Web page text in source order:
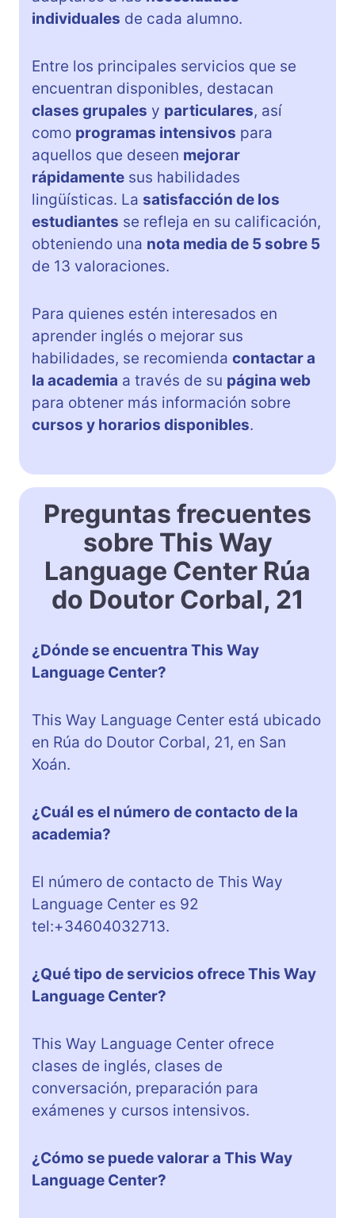
individuales de cada alumno.
Entre los principales servicios que se
encuentran disponibles, destacan
clases grupales y particulares, así
como programas intensivos para
aquellos que deseen mejorar
rápidamente sus habilidades
lingüísticas. La satisfacción de los
estudiantes se refleja en su calificación,
obteniendo una nota media de 5 sobre 5
de 13 valoraciones.
Para quienes estén interesados en
aprender inglés o mejorar sus
habilidades, se recomienda contactar a
la academia a través de su página web
para obtener más información sobre
cursos y horarios disponibles.
Preguntas frecuentes
sobre This Way
Language Center Rúa
do Doutor Corbal, 21
¿Dónde se encuentra This Way
Language Center?
This Way Language Center está ubicado
en Rúa do Doutor Corbal, 21, en San
Xoán.
¿Cuál es el número de contacto de la
academia?
El número de contacto de This Way
Language Center es 92
tel:+34604032713.
¿Qué tipo de servicios ofrece This Way
Language Center?
This Way Language Center ofrece
clases de inglés, clases de
conversación, preparación para
exámenes y cursos intensivos.
¿Cómo se puede valorar a This Way
Language Center?